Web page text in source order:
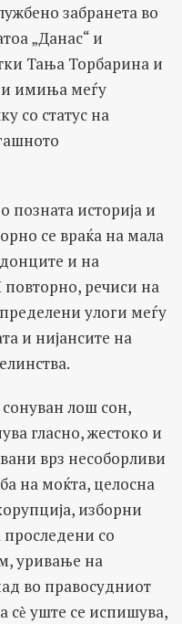
забранета во
„Данас“ и
Тања Торбарина и
имиња меѓу
со статус на
позната историја и
се враќа на мала
и на
речиси на
улоги меѓу
и нијансите на
лош сон,
гласно, жестоко и
врз несоборливи
на моќта, целосна
изборни
со
уривање на
во правосудниот
сѐ уште се испишува,